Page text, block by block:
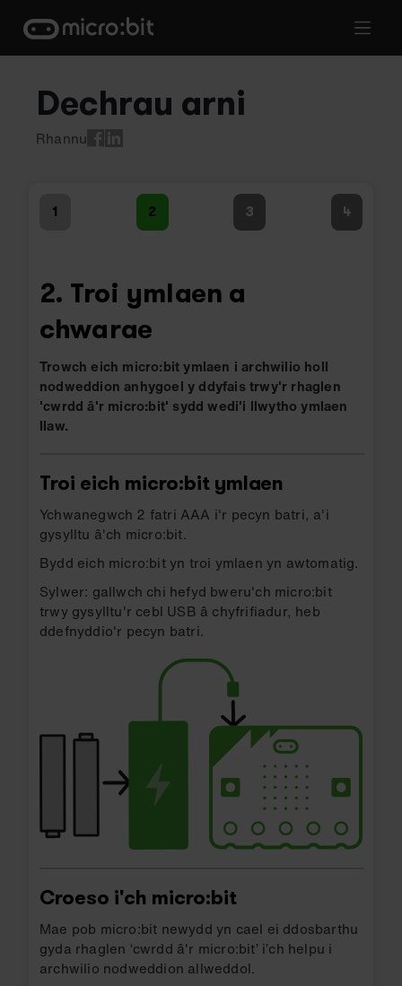
content
Dechrau arni: Troi ymlaen a
Dechrau arni
Rhannu
1 2 3 4
2. Troi ymlaen a
chwarae
Trowch eich micro:bit ymlaen i archwilio holl
nodweddion anhygoel y ddyfais trwy'r rhaglen
'cwrdd â'r micro:bit' sydd wedi'i llwytho ymlaen
llaw.
Troi eich micro:bit ymlaen
Ychwanegwch 2 fatri AAA i'r pecyn batri, a'i
gysylltu â'ch micro:bit.
Bydd eich micro:bit yn troi ymlaen yn awtomatig.
Sylwer: gallwch chi hefyd bweru'ch micro:bit
trwy gysylltu'r cebl USB â chyfrifiadur, heb
ddefnyddio'r pecyn batri.
Croeso i'ch micro:bit
Mae pob micro:bit newydd yn cael ei ddosbarthu
gyda rhaglen ‘cwrdd â'r micro:bit’ i’ch helpu i
archwilio nodweddion allweddol.